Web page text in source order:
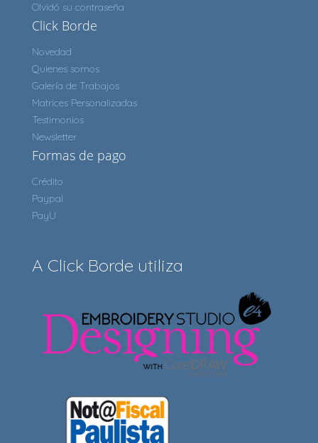
Olvidó su contraseña
Click Borde
Novedad
Quienes somos
Galería de Trabajos
Matrices Personalizadas
Testimonios
Newsletter
Formas de pago
Crédito
Paypal
PayU
A Click Borde utiliza